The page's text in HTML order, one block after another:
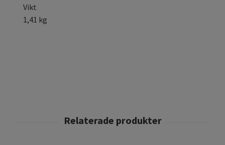
Vikt
1,41 kg